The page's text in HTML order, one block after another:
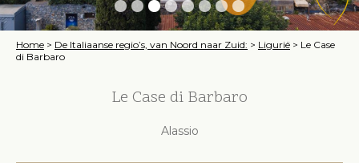
Home > De Italiaanse regio’s, van Noord naar Zuid: > Ligurië > Le Case
di Barbaro
Le Case di Barbaro
Alassio